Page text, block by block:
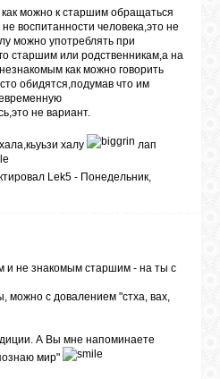
можно к старшим обращаться
воспитанности человека,это не
можно употреблять при
старшим или родственникам,а на
как можно говорить
обидятся,подумав что им
не вариант.
халу
лап
Lek5 - Понедельник,
и не знакомым старшим - на ты с
можно с довалением "стха, вах,
А Вы мне напоминаете
мир"